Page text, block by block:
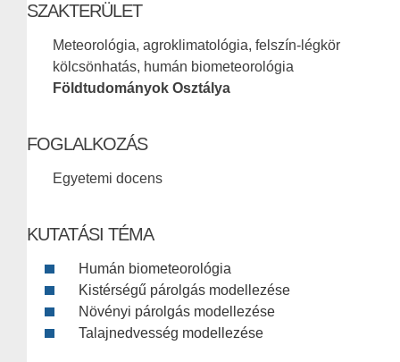
SZAKTERÜLET
Meteorológia, agroklimatológia, felszín-légkör
kölcsönhatás, humán biometeorológia
Földtudományok Osztálya
FOGLALKOZÁS
Egyetemi docens
KUTATÁSI TÉMA
Humán biometeorológia
Kistérségű párolgás modellezése
Növényi párolgás modellezése
Talajnedvesség modellezése